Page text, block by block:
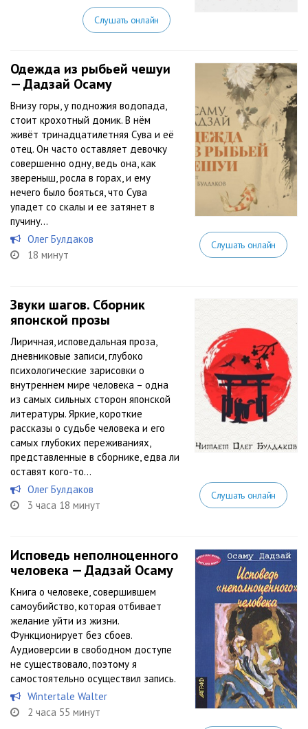
Слушать онлайн
Одежда из рыбьей чешуи
— Дадзай Осаму
Внизу горы, у подножия водопада,
стоит крохотный домик. В нём
живёт тринадцатилетняя Сува и её
отец. Он часто оставляет девочку
совершенно одну, ведь она, как
звереныш, росла в горах, и ему
нечего было бояться, что Сува
упадет со скалы и ее затянет в
пучину…
Олег Булдаков
18 минут
Слушать онлайн
Звуки шагов. Сборник
японской прозы
Лиричная, исповедальная проза,
дневниковые записи, глубоко
психологические зарисовки о
внутреннем мире человека – одна
из самых сильных сторон японской
литературы. Яркие, короткие
рассказы о судьбе человека и его
самых глубоких переживаниях,
представленные в сборнике, едва ли
оставят кого-то...
Олег Булдаков
3 часа 18 минут
Слушать онлайн
Исповедь неполноценного
человека — Дадзай Осаму
Книга о человеке, совершившем
самоубийство, которая отбивает
желание уйти из жизни.
Функционирует без сбоев.
Аудиоверсии в свободном доступе
не существовало, поэтому я
самостоятельно осуществил запись.
Wintertale Walter
2 часа 55 минут